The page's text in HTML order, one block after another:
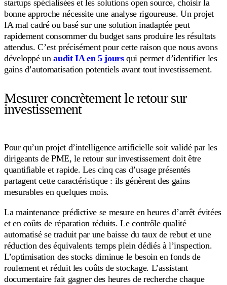
startups spécialisées et les solutions open source, choisir la
bonne approche nécessite une analyse rigoureuse. Un projet
IA mal cadré ou basé sur une solution inadaptée peut
rapidement consommer du budget sans produire les résultats
attendus. C’est précisément pour cette raison que nous avons
développé unaudit IA en 5 joursqui permet d’identifier les
gains d’automatisation potentiels avant tout investissement.
Mesurer concrètement le retour sur
investissement
Pour qu’un projet d’intelligence artificielle soit validé par les
dirigeants de PME, le retour sur investissement doit être
quantifiable et rapide. Les cinq cas d’usage présentés
partagent cette caractéristique : ils génèrent des gains
mesurables en quelques mois.
La maintenance prédictive se mesure en heures d’arrêt évitées
et en coûts de réparation réduits. Le contrôle qualité
automatisé se traduit par une baisse du taux de rebut et une
réduction des équivalents temps plein dédiés à l’inspection.
L’optimisation des stocks diminue le besoin en fonds de
roulement et réduit les coûts de stockage. L’assistant
documentaire fait gagner des heures de recherche chaque